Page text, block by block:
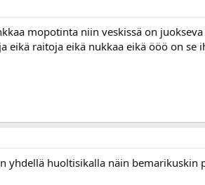
mopotinta niin veskissä on
eikä raitoja eikä nukkaa eikä ööö on
yhdellä huoltisikalla näin